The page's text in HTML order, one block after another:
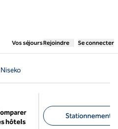
Vos séjours,ouvre un nouvel
Rejoindre Se connecter
hôtels
Stationnement